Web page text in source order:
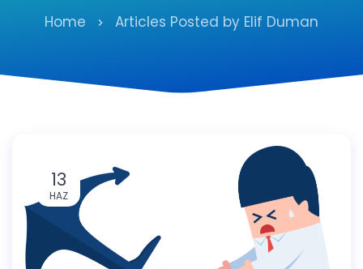
Home Articles Posted by Elif Duman
13
HAZ